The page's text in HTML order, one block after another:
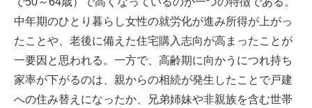
中年期のひとり暮らし女性の就労化が進み所得が上がっ
たことや、老後に備えた住宅購入志向が高まったことが
一要因と思われる。一方で、高齢期に向かうにつれ持ち
家率が下がるのは、親からの相続が発生したことで戸建
への住み替えになったか、兄弟姉妹や非親族を含む世帯